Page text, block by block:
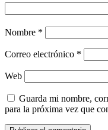
Nombre *
Correo electrónico *
Web
Guarda mi nombre,
para la próxima vez que